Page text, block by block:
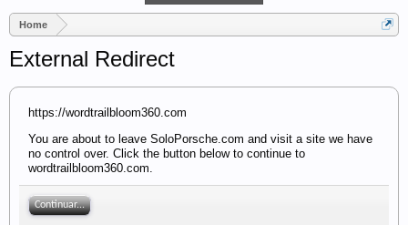
Home
External Redirect
https://wordtrailbloom360.com
You are about to leave SoloPorsche.com and visit a site we have
no control over. Click the button below to continue to
wordtrailbloom360.com.
Continuar...